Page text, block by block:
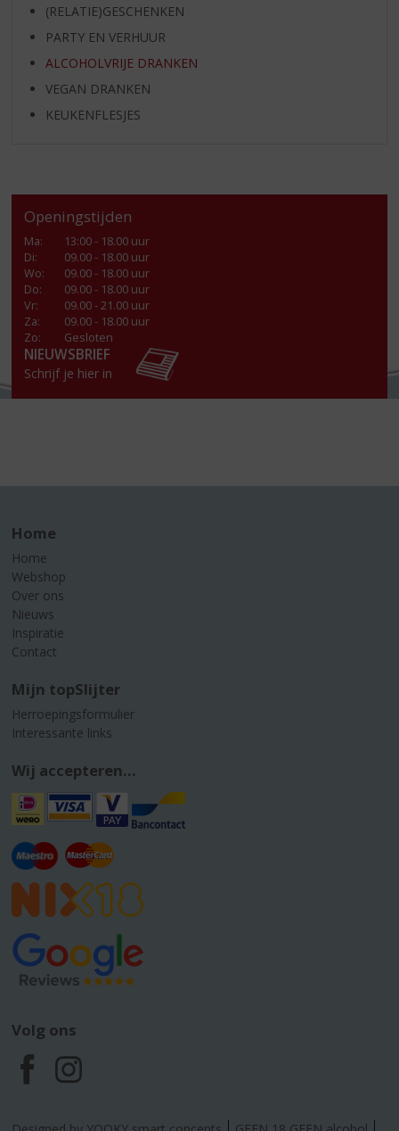
(RELATIE)GESCHENKEN
PARTY EN VERHUUR
ALCOHOLVRIJE DRANKEN
VEGAN DRANKEN
KEUKENFLESJES
Openingstijden
Ma:
13:00 - 18.00 uur
Di:
09.00 - 18.00 uur
Wo:
09.00 - 18.00 uur
Do:
09.00 - 18.00 uur
Vr:
09.00 - 21.00 uur
Za:
09.00 - 18.00 uur
Zo:
Gesloten
NIEUWSBRIEF
Schrijf je hier in
Home
Home
Webshop
Over ons
Nieuws
Inspiratie
Contact
Mijn topSlijter
Herroepingsformulier
Interessante links
Wij accepteren...
Volg ons
F
a
I
n